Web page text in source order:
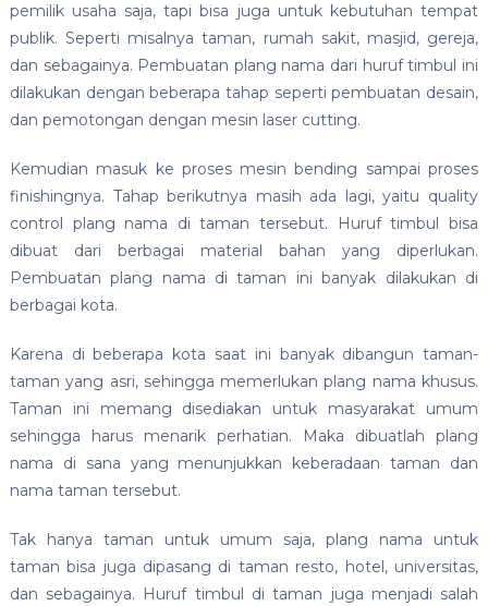
pemilik usaha saja, tapi bisa juga untuk kebutuhan tempat
publik. Seperti misalnya taman, rumah sakit, masjid, gereja,
dan sebagainya. Pembuatan plang nama dari huruf timbul ini
dilakukan dengan beberapa tahap seperti pembuatan desain,
dan pemotongan dengan mesin laser cutting.
Kemudian masuk ke proses mesin bending sampai proses
finishingnya. Tahap berikutnya masih ada lagi, yaitu quality
control plang nama di taman tersebut. Huruf timbul bisa
dibuat dari berbagai material bahan yang diperlukan.
Pembuatan plang nama di taman ini banyak dilakukan di
berbagai kota.
Karena di beberapa kota saat ini banyak dibangun taman-
taman yang asri, sehingga memerlukan plang nama khusus.
Taman ini memang disediakan untuk masyarakat umum
sehingga harus menarik perhatian. Maka dibuatlah plang
nama di sana yang menunjukkan keberadaan taman dan
nama taman tersebut.
Tak hanya taman untuk umum saja, plang nama untuk
taman bisa juga dipasang di taman resto, hotel, universitas,
dan sebagainya. Huruf timbul di taman juga menjadi salah